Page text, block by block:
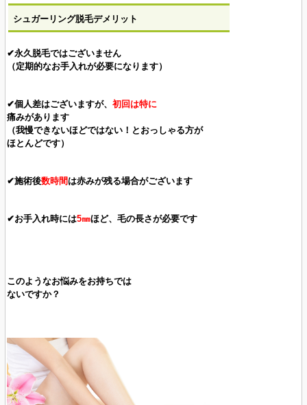
シュガーリング脱毛デメリット
✔永久脱毛ではございません
（定期的なお手入れが必要になります）
✔個人差はございますが、 初回は特に
痛みがあります
（我慢できないほどではない！とおっしゃる方が
ほとんどです）
✔施術後数時間 は赤みが残る場合がございます
✔お手入れ時には5㎜ほど、毛の長さが必要です
このようなお悩みをお持ちでは
ないですか？